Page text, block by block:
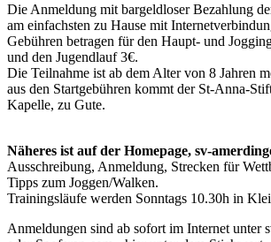
Die Anmeldung mit bargeldloser Bezahlung
am einfachsten zu Hause mit
Gebühren betragen für den Haupt- und
und den Jugendlauf 3€.
Die Teilnahme ist ab dem Alter von 8 Jahren
aus den Startgebühren kommt der St-Anna-
Kapelle, zu Gute.
Näheres ist auf der Homepage, sv-
Ausschreibung, Anmeldung, Strecken für
Tipps zum Joggen/Walken.
Trainingsläufe werden Sonntags 10.30h in
Anmeldungen sind ab sofort im Internet unter